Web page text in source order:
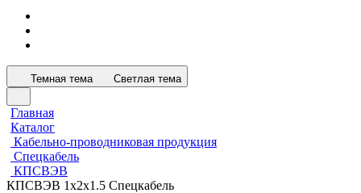
Темная тема Светлая тема
Главная
Каталог
Кабельно-проводниковая продукция
Спецкабель
КПСВЭВ
КПСВЭВ 1х2х1.5 Спецкабель